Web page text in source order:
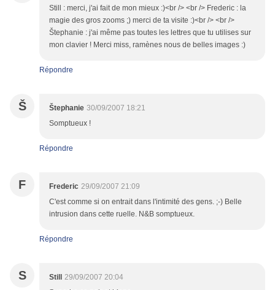
Still : merci, j'ai fait de mon mieux :)<br /> <br /> Frederic : la
magie des gros zooms ;) merci de ta visite :)<br /> <br />
Štephanie : j'ai même pas toutes les lettres que tu utilises sur
mon clavier ! Merci miss, ramènes nous de belles images :)
Répondre
Š Štephanie 30/09/2007 18:21
Somptueux !
Répondre
F Frederic 29/09/2007 21:09
C'est comme si on entrait dans l'intimité des gens. ;-) Belle
intrusion dans cette ruelle. N&B somptueux.
Répondre
S Still
29/09/2007 20:04